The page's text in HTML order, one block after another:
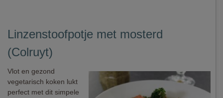
Linzenstoofpotje met mosterd
(Colruyt)
Vlot en gezond
vegetarisch koken lukt
perfect met dit simpele